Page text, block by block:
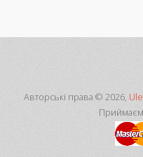
Авторські права © 2026,